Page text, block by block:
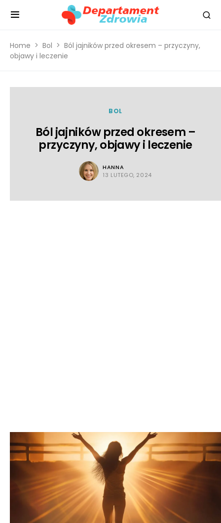
Home Bol
Ból jajników przed okresem – przyczyny,
objawy i leczenie
BOL
Ból jajników przed okresem –
przyczyny, objawy i leczenie
HANNA
13 LUTEGO, 2024